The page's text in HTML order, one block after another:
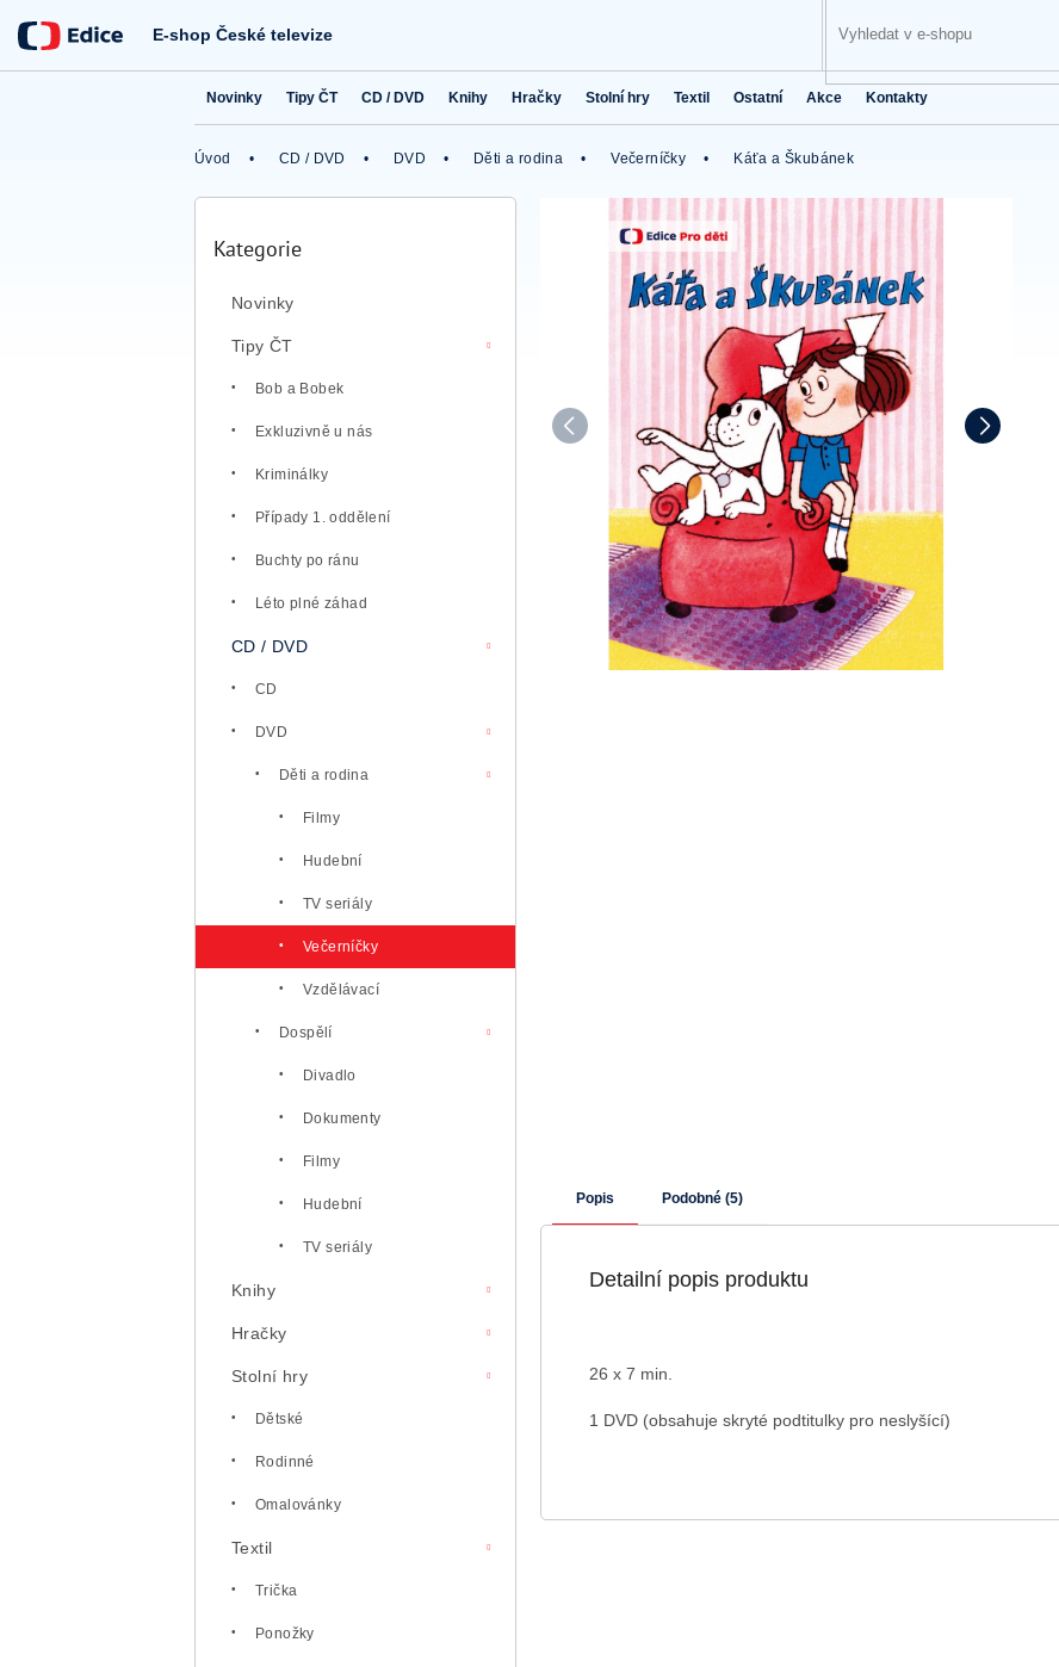
obsah
E-shop České televize
Novinky Tipy ČT CD / DVD Knihy Hračky Stolní hry Textil Ostatní Akce Kontakty
Úvod CD / DVD DVD Děti a rodina Večerníčky Káťa a Škubánek
P
Přeskočit
Kategorie
Novinky
Tipy ČT
Bob a Bobek
Exkluzivně u nás
Kriminálky
Případy 1. oddělení
Buchty po ránu
Léto plné záhad
CD / DVD
CD
DVD
Děti a rodina
Filmy
Hudební
TV seriály
Večerníčky
Vzdělávací
Dospělí
Divadlo
Dokumenty
Filmy
Hudební
TV seriály
Knihy
Hračky
Stolní hry
Dětské
Rodinné
Omalovánky
Textil
Trička
Ponožky
Popis Podobné (5)
Detailní popis produktu
26 x 7 min.
1 DVD (obsahuje skryté podtitulky pro neslyšící)